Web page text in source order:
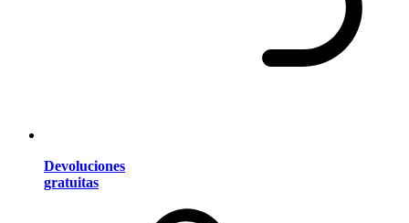
Devoluciones
gratuitas